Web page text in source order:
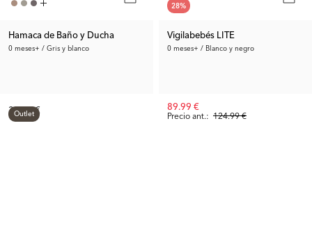
Hamaca de Baño y Ducha
0 meses+ / Gris y blanco
39.99 €
28%
Vigilabebés LITE
0 meses+ / Blanco y negro
Precio ant.: 124.99 €
89.99 €
Outlet